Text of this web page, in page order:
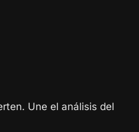
Une el análisis del